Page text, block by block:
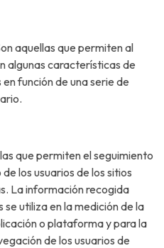
aquellas que permiten al
algunas características de
función de una serie de
que permiten el seguimiento
los usuarios de los sitios
La información recogida
utiliza en la medición de la
o plataforma y para la
de los usuarios de